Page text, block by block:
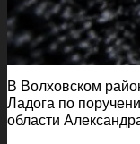
В Волховском
Ладога по
области